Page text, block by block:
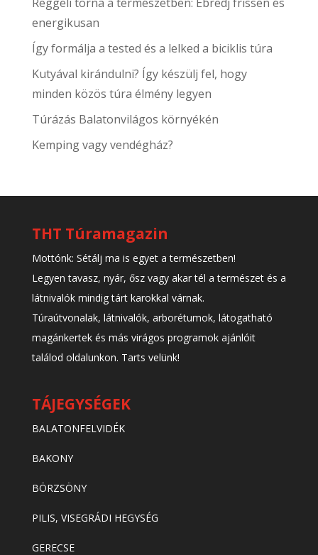
energikusan
Így formálja a tested és a lelked a biciklis túra
Kutyával kirándulni? Így készülj fel, hogy
minden közös túra élmény legyen
Túrázás Balatonvilágos környékén
Kemping vagy vendégház?
THT Túramagazin
Mottónk: Sétálj ma is egyet a természetben!
Legyen tavasz, nyár, ősz vagy akar tél a természet és a
látnivalók mindig tárt karokkal várnak.
Túraútvonalak, látnivalók, arborétumok, látogatható
magánkertek és más virágos programok ajánlóit
találod oldalunkon. Tarts velünk!
TÁJEGYSÉGEK
BALATONFELVIDÉK
BAKONY
BÖRZSÖNY
PILIS, VISEGRÁDI HEGYSÉG
GERECSE